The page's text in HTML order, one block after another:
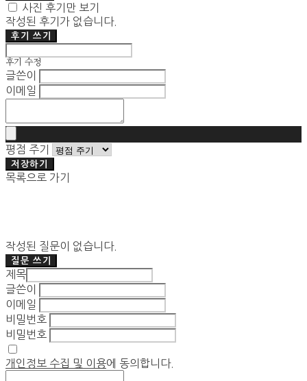
사진 후기만 보기
작성된 후기가 없습니다.
후기 쓰기
후기 수정
글쓴이
이메일
평점 주기
저장하기
목록으로 가기
작성된 질문이 없습니다.
질문 쓰기
제목
글쓴이
이메일
비밀번호
비밀번호
개인정보 수집 및 이용에 동의합니다.